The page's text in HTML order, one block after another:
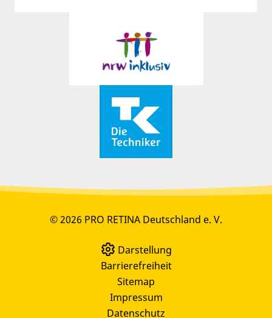
© 2026 PRO RETINA Deutschland e. V.
Darstellung
Barrierefreiheit
Sitemap
Impressum
Datenschutz